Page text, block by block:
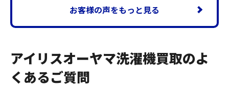
お客様の声をもっと見る
アイリスオーヤマ洗濯機買取のよ
くあるご質問